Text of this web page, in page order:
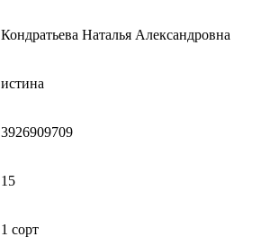
Кондратьева Наталья Александровна
истина
3926909709
15
1 сорт